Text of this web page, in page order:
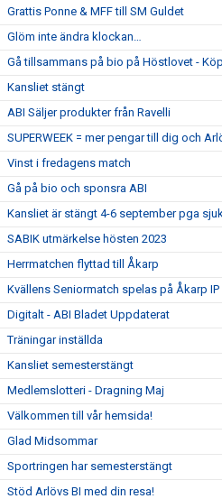
Grattis Ponne & MFF till SM Guldet
Glöm inte ändra klockan…
Gå tillsammans på bio på Höstlovet -
Kansliet stängt
ABI Säljer produkter från Ravelli
SUPERWEEK = mer pengar till dig och
Vinst i fredagens match
Gå på bio och sponsra ABI
Kansliet är stängt 4-6 september pga
SABIK utmärkelse hösten 2023
Herrmatchen flyttad till Åkarp
Kvällens Seniormatch spelas på Åkarp IP
Digitalt - ABI Bladet Uppdaterat
Träningar inställda
Kansliet semesterstängt
Medlemslotteri - Dragning Maj
Välkommen till vår hemsida!
Glad Midsommar
Sportringen har semesterstängt
Stöd Arlövs BI med din resa!